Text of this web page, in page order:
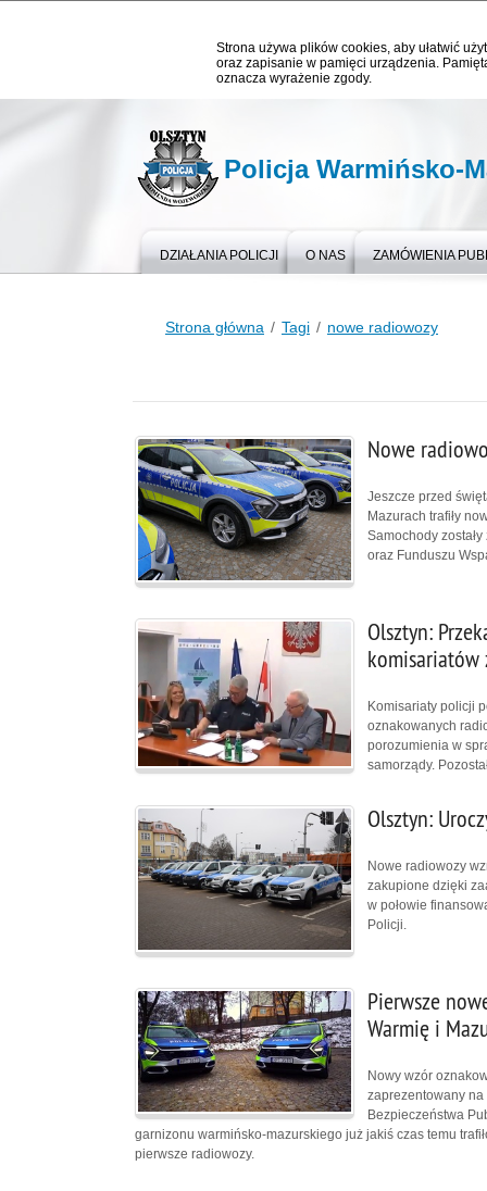
Strona używa plików cookies, aby ułatwić
oraz zapisanie w pamięci urządzenia.
oznacza wyrażenie zgody.
Policja Warmińsko-
DZIAŁANIA POLICJI O NAS ZAMÓWIENIA
Strona główna Tagi nowe radiowozy
Nowe
Jeszcze przed
Mazurach trafiły
Samochody
oraz Funduszu
Olsztyn:
komisariatów
Komisariaty policji
oznakowanych
porozumienia w
samorządy.
Olsztyn:
Nowe radiowozy
zakupione dzięki
w połowie
Policji.
Pierwsze
Warmię i
Nowy wzór
zaprezentowany
Bezpieczeństwa
garnizonu warmińsko-mazurskiego już jakiś czas temu
pierwsze radiowozy.